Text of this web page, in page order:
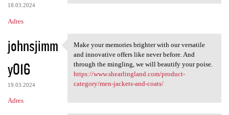
18.03.2024
Adres
johnsjimm
y016
19.03.2024
Adres
Make your memories brighter
Make your memories brighter with our versatile
and innovative offers like never before. And
through the mingling, we will beautify your poise.
https://www.shearlingland.com/product-
category/men-jackets-and-coats/